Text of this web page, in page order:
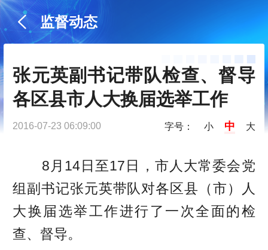
监督动态
张元英副书记带队检查、督导
各区县市人大换届选举工作
2016-07-23 06:09:00 字号： 小 中 大
8月14日至17日，市人大常委会党
组副书记张元英带队对各区县（市）人
大换届选举工作进行了一次全面的检
查、督导。